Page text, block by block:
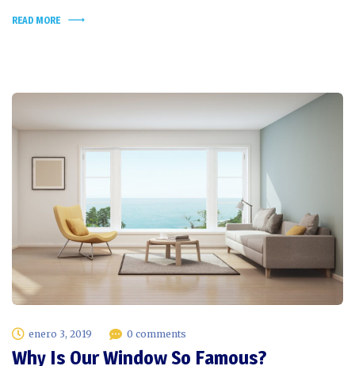
READ MORE
enero 3, 2019 0 comments
Why Is Our Window So Famous?